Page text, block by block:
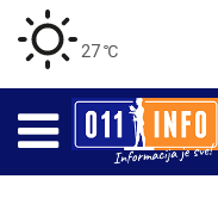
27 ℃